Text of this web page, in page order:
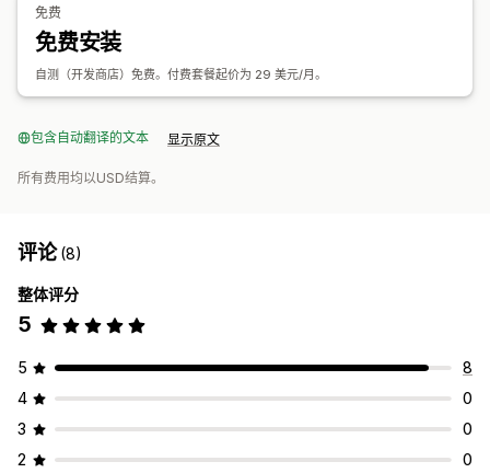
实时库存同步 定价
免费
免费安装
自测（开发商店）免费。付费套餐起价为 29 美元/月。
包含自动翻译的文本 显示原文
所有费用均以USD结算。
评论(8)
整体评分
5
5
8
4
0
3
0
2
0